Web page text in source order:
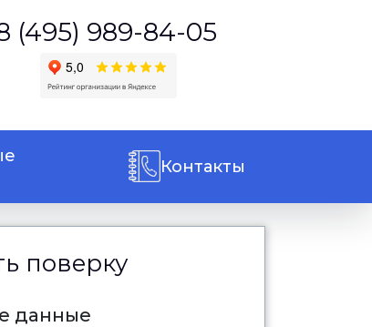
(495) 989-84-05
Контакты
поверку
данные